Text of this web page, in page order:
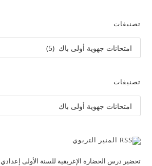
تصنيفات
تصنيفات
تصنيفات
تصنيفات
المنير التربوي
تحضير درس الحضارة الإغريقية للسنة الأولى إعدادي